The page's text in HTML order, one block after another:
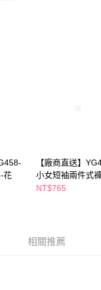
結帳。
易完成。
交易相關給付款項請求債
形，本公司將視審查結果
花
【廠商直送】
小女短袖兩件式
花
NT$765
相關推薦